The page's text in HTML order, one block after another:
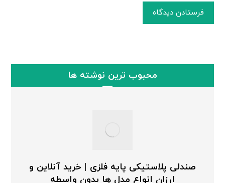
فرستادن دیدگاه
محبوب ترین نوشته ها
صندلی پلاستیکی پایه فلزی | خرید آنلاین و
ارزان انواع مدل ها بدون واسطه